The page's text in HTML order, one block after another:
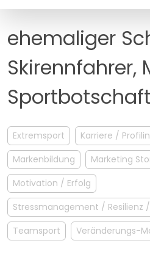
MANAGEMENT
ehemaliger
Skirennfahrer,
Extremsport Karriere /
Markenbildung
Marketing
Motivation / Erfolg
Stressmanagement / Resilienz
Teamsport
Veränderungs-